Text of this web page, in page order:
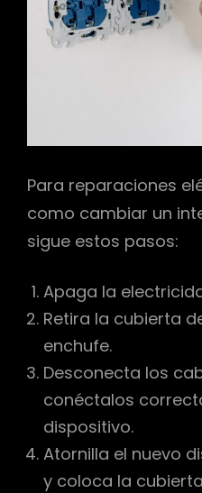
Para reparaciones
como cambiar un
sigue estos pasos:
Apaga la
Retira la cubierta
enchufe.
Desconecta los
conéctalos
dispositivo.
Atornilla el nuevo
y coloca la